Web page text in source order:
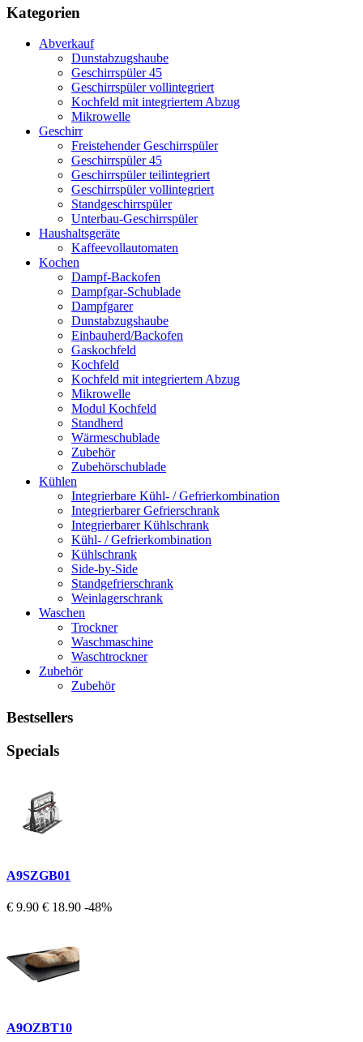
Kategorien
Abverkauf
Dunstabzugshaube
Geschirrspüler 45
Geschirrspüler vollintegriert
Kochfeld mit integriertem Abzug
Mikrowelle
Geschirr
Freistehender Geschirrspüler
Geschirrspüler 45
Geschirrspüler teilintegriert
Geschirrspüler vollintegriert
Standgeschirrspüler
Unterbau-Geschirrspüler
Haushaltsgeräte
Kaffeevollautomaten
Kochen
Dampf-Backofen
Dampfgar-Schublade
Dampfgarer
Dunstabzugshaube
Einbauherd/Backofen
Gaskochfeld
Kochfeld
Kochfeld mit integriertem Abzug
Mikrowelle
Modul Kochfeld
Standherd
Wärmeschublade
Zubehör
Zubehörschublade
Kühlen
Integrierbare Kühl- / Gefrierkombination
Integrierbarer Gefrierschrank
Integrierbarer Kühlschrank
Kühl- / Gefrierkombination
Kühlschrank
Side-by-Side
Standgefrierschrank
Weinlagerschrank
Waschen
Trockner
Waschmaschine
Waschtrockner
Zubehör
Zubehör
Bestsellers
Specials
A9SZGB01
€ 9.90 € 18.90 -48%
A9OZBT10